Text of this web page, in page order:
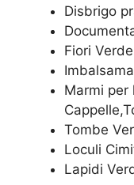
Disbrigo
Fiori
Marmi per
Tombe
Loculi
Lapidi